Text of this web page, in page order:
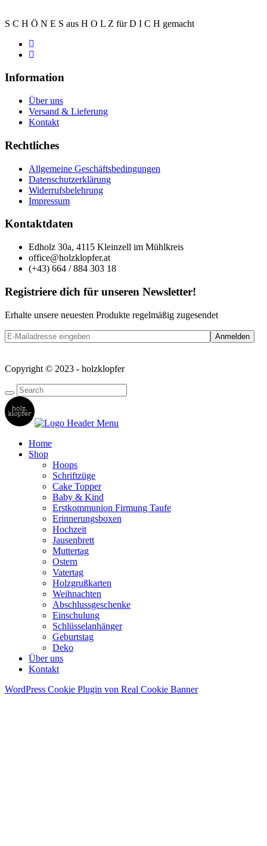
S C H Ö N E S aus H O L Z für D I C H gemacht
Information
Über uns
Versand & Lieferung
Kontakt
Rechtliches
Allgemeine Geschäftsbedingungen
Datenschutzerklärung
Widerrufsbelehrung
Impressum
Kontaktdaten
Edholz 30a, 4115 Kleinzell im Mühlkreis
office@holzklopfer.at
(+43) 664 / 884 303 18
Registriere dich für unseren Newsletter!
Erhalte unsere neuesten Produkte regelmäßig zugesendet
Copyright © 2023 - holzklopfer
Home
Shop
Hoops
Schriftzüge
Cake Topper
Baby & Kind
Erstkommunion Firmung Taufe
Erinnerungsboxen
Hochzeit
Jausenbrett
Muttertag
Ostern
Vatertag
Holzgrußkarten
Weihnachten
Abschlussgeschenke
Einschulung
Schlüsselanhänger
Geburtstag
Deko
Über uns
Kontakt
WordPress Cookie Plugin von Real Cookie Banner